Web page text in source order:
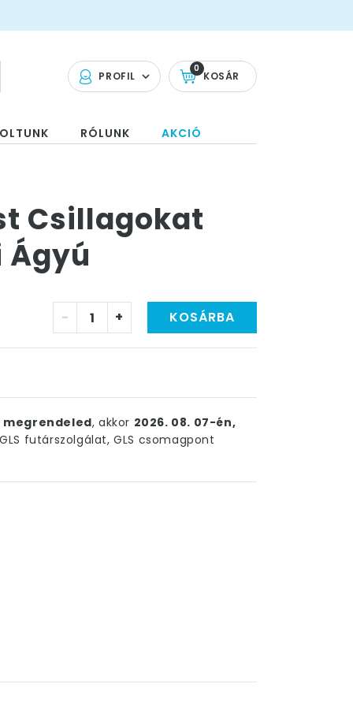
PROFIL KOSÁR
0
RÓLUNK AKCIÓ
Csillagokat
- + KOSÁRBA
megrendeled, akkor 2026. 08. 07-én,
futárszolgálat, GLS csomagpont